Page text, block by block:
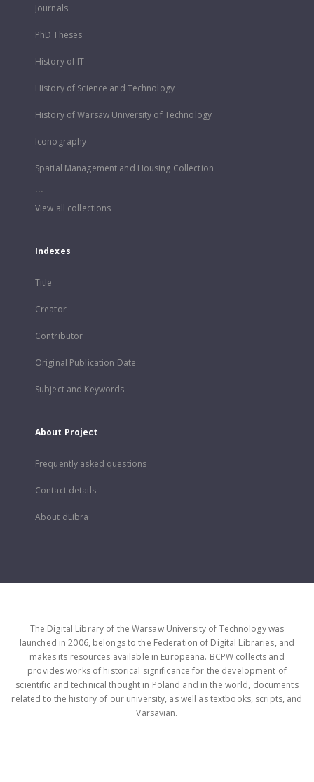
Journals
PhD Theses
History of IT
History of Science and Technology
History of Warsaw University of Technology
Iconography
Spatial Management and Housing Collection
...
View all collections
Indexes
Title
Creator
Contributor
Original Publication Date
Subject and Keywords
About Project
Frequently asked questions
Contact details
About dLibra
The Digital Library of the Warsaw University of Technology was
launched in 2006, belongs to the Federation of Digital Libraries, and
makes its resources available in Europeana. BCPW collects and
provides works of historical significance for the development of
scientific and technical thought in Poland and in the world, documents
related to the history of our university, as well as textbooks, scripts, and
Varsavian.